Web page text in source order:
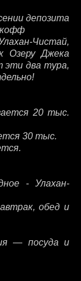
депозита
Чистай,
Озеру Джека
эти два тура,
20 тыс.
30 тыс.
- Улахан-
обед и
— посуда и